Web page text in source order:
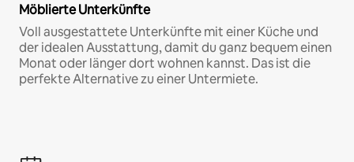
Möblierte Unterkünfte
Voll ausgestattete Unterkünfte mit einer Küche und
der idealen Ausstattung, damit du ganz bequem einen
Monat oder länger dort wohnen kannst. Das ist die
perfekte Alternative zu einer Untermiete.